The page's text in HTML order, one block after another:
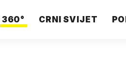
360° CRNI SVIJET